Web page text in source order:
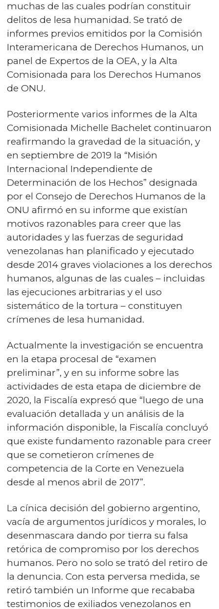
muchas de las cuales podrían constituir
delitos de lesa humanidad. Se trató de
informes previos emitidos por la Comisión
Interamericana de Derechos Humanos, un
panel de Expertos de la OEA, y la Alta
Comisionada para los Derechos Humanos
de ONU.
Posteriormente varios informes de la Alta
Comisionada Michelle Bachelet continuaron
reafirmando la gravedad de la situación, y
en septiembre de 2019 la “Misión
Internacional Independiente de
Determinación de los Hechos” designada
por el Consejo de Derechos Humanos de la
ONU afirmó en su informe que existían
motivos razonables para creer que las
autoridades y las fuerzas de seguridad
venezolanas han planificado y ejecutado
desde 2014 graves violaciones a los derechos
humanos, algunas de las cuales – incluidas
las ejecuciones arbitrarias y el uso
sistemático de la tortura – constituyen
crímenes de lesa humanidad.
Actualmente la investigación se encuentra
en la etapa procesal de “examen
preliminar”, y en su informe sobre las
actividades de esta etapa de diciembre de
2020, la Fiscalía expresó que “luego de una
evaluación detallada y un análisis de la
información disponible, la Fiscalía concluyó
que existe fundamento razonable para creer
que se cometieron crímenes de
competencia de la Corte en Venezuela
desde al menos abril de 2017”.
La cínica decisión del gobierno argentino,
vacía de argumentos jurídicos y morales, lo
desenmascara dando por tierra su falsa
retórica de compromiso por los derechos
humanos. Pero no solo se trató del retiro de
la denuncia. Con esta perversa medida, se
retiró también un Informe que recababa
testimonios de exiliados venezolanos en